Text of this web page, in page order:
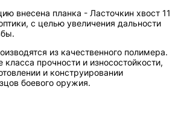
внесена планка - Ласточкин хвост 11
с целью увеличения дальности
из качественного полимера.
класса прочности и износостойкости,
и конструировании
боевого оружия.